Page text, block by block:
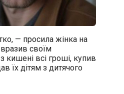
— просила жінка на
своїм
кишені всі гроші, купив
їх дітям з дитячого